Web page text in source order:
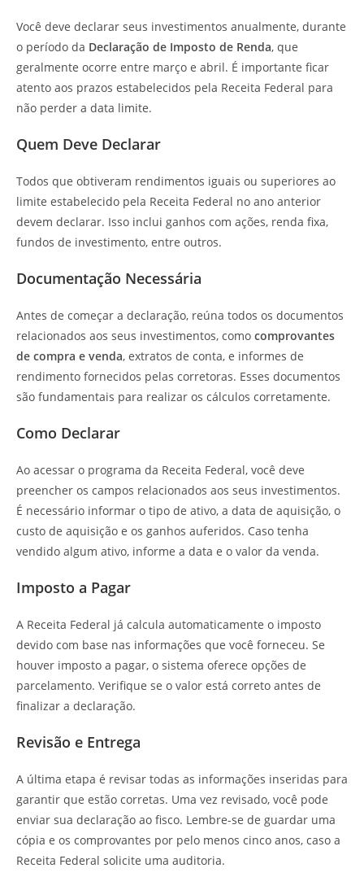
Você deve declarar seus investimentos anualmente, durante
o período da Declaração de Imposto de Renda, que
geralmente ocorre entre março e abril. É importante ficar
atento aos prazos estabelecidos pela Receita Federal para
não perder a data limite.
Quem Deve Declarar
Todos que obtiveram rendimentos iguais ou superiores ao
limite estabelecido pela Receita Federal no ano anterior
devem declarar. Isso inclui ganhos com ações, renda fixa,
fundos de investimento, entre outros.
Documentação Necessária
Antes de começar a declaração, reúna todos os documentos
relacionados aos seus investimentos, como comprovantes
de compra e venda, extratos de conta, e informes de
rendimento fornecidos pelas corretoras. Esses documentos
são fundamentais para realizar os cálculos corretamente.
Como Declarar
Ao acessar o programa da Receita Federal, você deve
preencher os campos relacionados aos seus investimentos.
É necessário informar o tipo de ativo, a data de aquisição, o
custo de aquisição e os ganhos auferidos. Caso tenha
vendido algum ativo, informe a data e o valor da venda.
Imposto a Pagar
A Receita Federal já calcula automaticamente o imposto
devido com base nas informações que você forneceu. Se
houver imposto a pagar, o sistema oferece opções de
parcelamento. Verifique se o valor está correto antes de
finalizar a declaração.
Revisão e Entrega
A última etapa é revisar todas as informações inseridas para
garantir que estão corretas. Uma vez revisado, você pode
enviar sua declaração ao fisco. Lembre-se de guardar uma
cópia e os comprovantes por pelo menos cinco anos, caso a
Receita Federal solicite uma auditoria.